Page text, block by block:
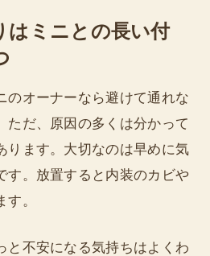
はミニとの長い付
のオーナーなら避けて通れな
ただ、原因の多くは分かって
ります。大切なのは早めに気
す。放置すると内装のカビや
。
と不安になる気持ちはよくわ